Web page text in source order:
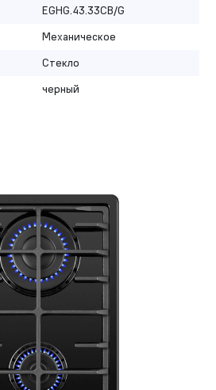
EGHG.43.33CB/G
Механическое
Стекло
черный